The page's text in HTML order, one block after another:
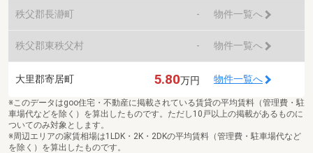
秩父郡長瀞町 - 物件一覧へ
秩父郡東秩父村 - 物件一覧へ
大里郡寄居町 5.80万円 物件一覧へ
※このデータはgoo住宅・不動産に掲載されている賃貸の平均賃料（管理費・駐
車場代などを除く）を算出したものです。ただし10戸以上の掲載があるものに
ついてのみ対象とします。
※周辺エリアの家賃相場は1LDK・2K・2DKの平均賃料（管理費・駐車場代など
を除く）を算出したものです。